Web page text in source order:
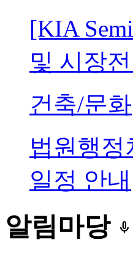
[KIA
및 시장
건축/문화
법원행정
일정 안내
알림마당 keyboard_voice